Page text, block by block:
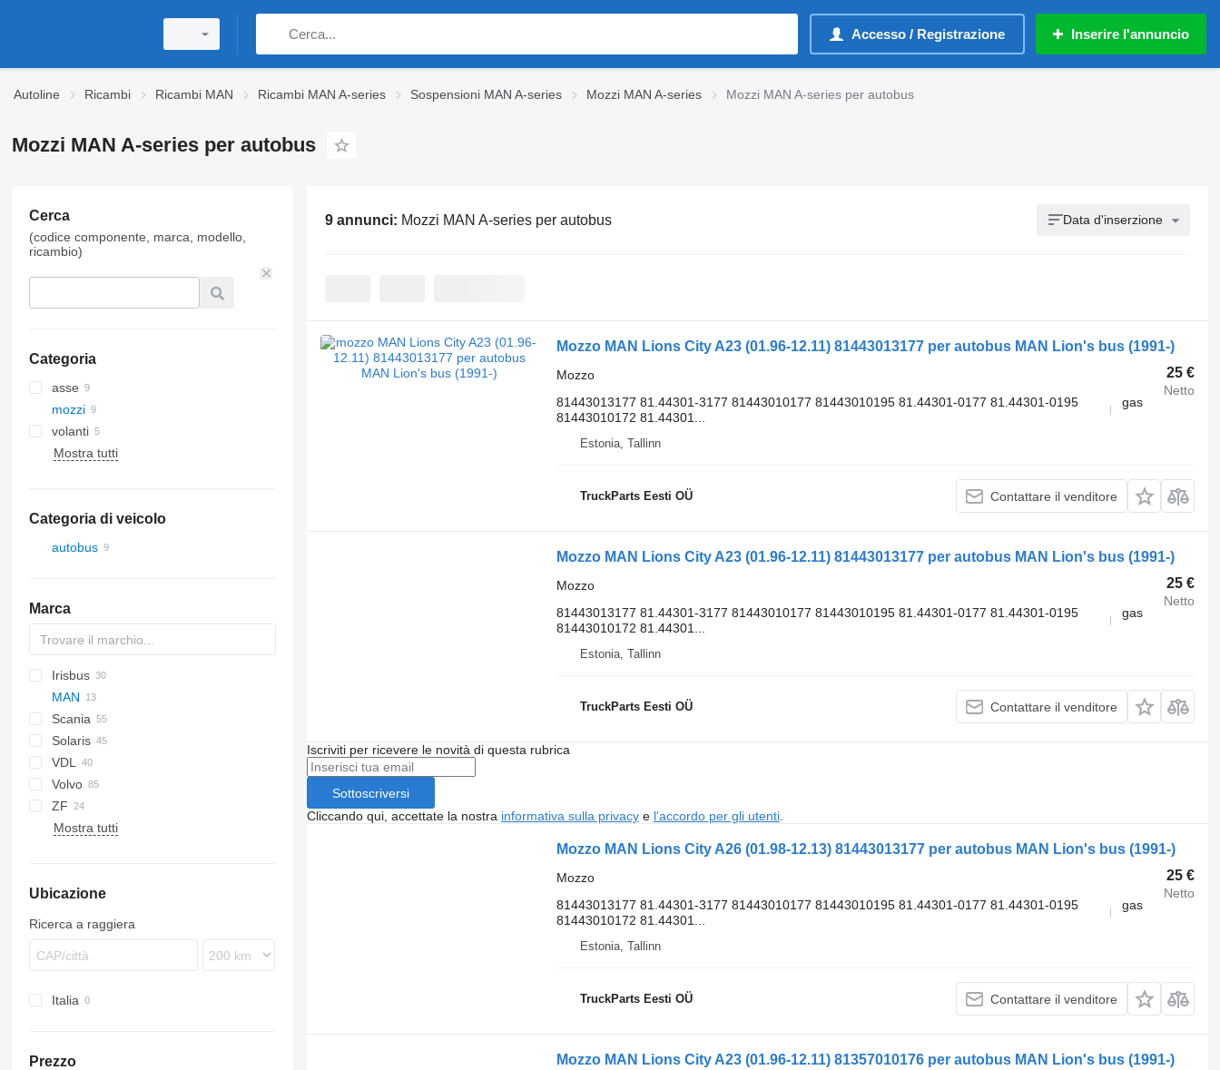
Accesso / Registrazione Inserire l'annuncio
Autoline Ricambi Ricambi MAN Ricambi MAN A-series Sospensioni MAN A-series Mozzi MAN A-series Mozzi MAN A-series per autobus
Mozzi MAN A-series per autobus
Cerca
(codice componente, marca, modello,
ricambio)
Categoria
asse
mozzi
volanti
Mostra tutti
Categoria di veicolo
autobus
Marca
Futura
Crossway
Irisbus
Axer
Citelis
Crossway
Daily
Domino
Evadys
Karosa
Recreo
MAN
A-series
A23
Lion's series
Citaro
Integro
O-series
S-Class
Cityliner
Jetliner
Skyliner
Tourliner
Scania
K-series
Solaris
Alpino
Urbino
VDL
Volvo
7700
9700
ZF
Mostra tutti
Ubicazione
Ricerca a raggiera
Italia
Prezzo
9 annunci: Mozzi MAN A-series per autobus Data d'inserzione
Mozzo MAN Lions City A23 (01.96-12.11) 81443013177 per autobus MAN Lion's bus (1991-)
25 €
Netto
Mozzo
81443013177 81.44301-3177 81443010177 81443010195 81.44301-0177 81.44301-0195
81443010172 81.44301...
gas
Estonia, Tallinn
TruckParts Eesti OÜ Contattare il venditore
Mozzo MAN Lions City A23 (01.96-12.11) 81443013177 per autobus MAN Lion's bus (1991-)
25 €
Netto
Mozzo
81443013177 81.44301-3177 81443010177 81443010195 81.44301-0177 81.44301-0195
81443010172 81.44301...
gas
Estonia, Tallinn
TruckParts Eesti OÜ Contattare il venditore
Iscriviti per ricevere le novità di questa rubrica
Sottoscriversi
Cliccando qui, accettate la nostra informativa sulla privacye l'accordo per gli utenti.
Mozzo MAN Lions City A26 (01.98-12.13) 81443013177 per autobus MAN Lion's bus (1991-)
25 €
Netto
Mozzo
81443013177 81.44301-3177 81443010177 81443010195 81.44301-0177 81.44301-0195
81443010172 81.44301...
gas
Estonia, Tallinn
TruckParts Eesti OÜ Contattare il venditore
Mozzo MAN Lions City A23 (01.96-12.11) 81357010176 per autobus MAN Lion's bus (1991-)